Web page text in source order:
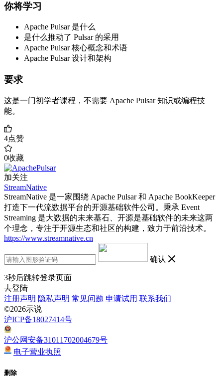
你将学习
Apache Pulsar 是什么
是什么推动了 Pulsar 的采用
Apache Pulsar 核心概念和术语
Apache Pulsar 设计和架构
要求
这是一门初学者课程，不需要 Apache Pulsar 知识或编程技
能。
4点赞
0收藏
加关注
StreamNative
StreamNative 是一家围绕 Apache Pulsar 和 Apache BookKeeper
打造下一代流数据平台的开源基础软件公司。秉承 Event
Streaming 是大数据的未来基石、开源是基础软件的未来这两
个理念，专注于开源生态和社区的构建，致力于前沿技术。
https://www.streamnative.cn
确认
3秒后跳转登录页面
去登陆
注册声明 隐私声明 常见问题 申请试用 联系我们
©2026示说
沪ICP备18027414号
沪公网安备31011702004679号
电子营业执照
删除